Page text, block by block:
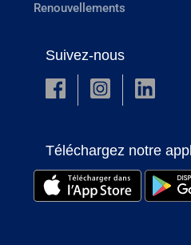
Renouvellements
Suivez-nous
Téléchargez notre